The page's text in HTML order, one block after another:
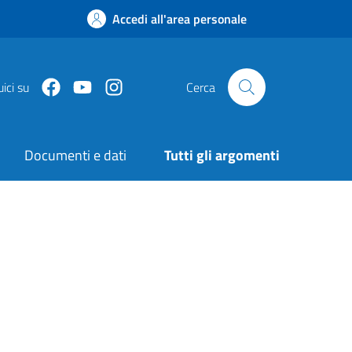
Accedi all'area personale
su FacebookYoutubeInstagram Cerca
Documenti e dati Tutti gli argomenti